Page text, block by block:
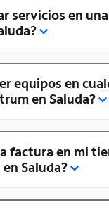
servicios en
equipos en
en Saluda?
factura en mi
Saluda?